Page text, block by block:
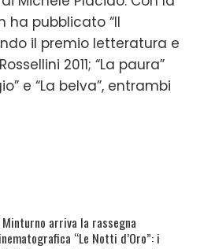
ha pubblicato “Il
il premio letteratura e
2011; “La paura”
e “La belva”, entrambi
Minturno arriva la rassegna
“Le Notti d’Oro”: i